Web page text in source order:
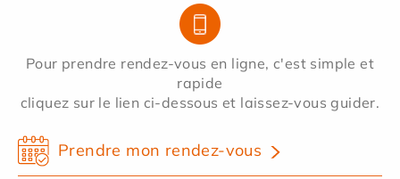
Pour prendre rendez-vous en ligne, c'est simple et
rapide
cliquez sur le lien ci-dessous et laissez-vous guider.
Prendre mon rendez-vous